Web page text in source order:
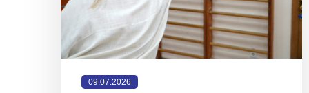
09.07.2026